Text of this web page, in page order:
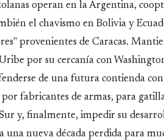
operan en la Argentina,
el chavismo en Bolivia y
provenientes de Caracas.
por su cercanía con
de una futura contienda
fabricantes de armas, para
y, finalmente, impedir su
una nueva década perdida para